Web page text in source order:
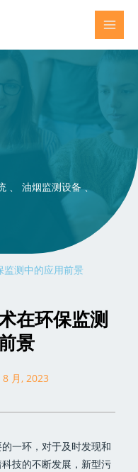
、 油烟监测设备 、
监测中的应用前景
在环保监测
景
8 月, 2023
一环，对于及时发现和
技的不断发展，新型污